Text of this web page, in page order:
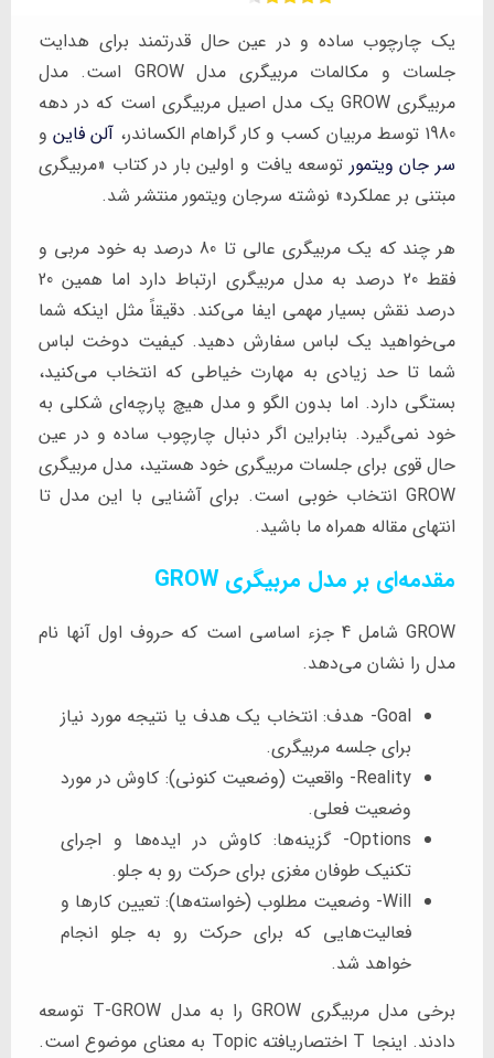
یک چارچوب ساده و در عین حال قدرتمند برای هدایت
جلسات و مکالمات مربیگری مدل GROW است. مدل
مربیگری GROW یک مدل اصیل مربیگری است که در دهه
1980 توسط مربیان کسب و کار گراهام الکساندر،
آلن فاینو
سر جان ویتمور توسعه یافت و اولین بار در کتاب «مربیگری
مبتنی بر عملکرد» نوشته سرجان ویتمور منتشر شد.
هر چند که یک مربیگری عالی تا 80 درصد به خود مربی و
فقط 20 درصد به مدل مربیگری ارتباط دارد اما همین 20
درصد نقش بسیار مهمی ایفا می‌کند. دقیقاً مثل اینکه شما
می‌خواهید یک لباس سفارش دهید. کیفیت دوخت لباس
شما تا حد زیادی به مهارت خیاطی که انتخاب می‌کنید،
بستگی دارد. اما بدون الگو و مدل هیچ پارچه‌ای شکلی به
خود نمی‌گیرد. بنابراین اگر دنبال چارچوب ساده و در عین
حال قوی برای جلسات مربیگری خود هستید، مدل مربیگری
GROW انتخاب خوبی است. برای آشنایی با این مدل تا
انتهای مقاله همراه ما باشید.
مقدمه‌ای بر مدل مربیگری GROW
GROW شامل 4 جزء اساسی است که حروف اول آنها نام
مدل را نشان می‌دهد.
Goal- هدف: انتخاب یک هدف یا نتیجه مورد نیاز
برای جلسه مربیگری.
Reality- واقعیت (وضعیت کنونی): کاوش در مورد
وضعیت فعلی.
Options- گزینه‌ها: کاوش در ایده‌ها و اجرای
تکنیک طوفان مغزی برای حرکت رو به جلو.
Will- وضعیت مطلوب (خواسته‌ها): تعیین کارها و
فعالیت‌هایی که برای حرکت رو به جلو انجام
خواهد شد.
برخی مدل مربیگری GROW را به مدل T-GROW توسعه
دادند. اینجا T اختصاریافته Topic به معنای موضوع است.